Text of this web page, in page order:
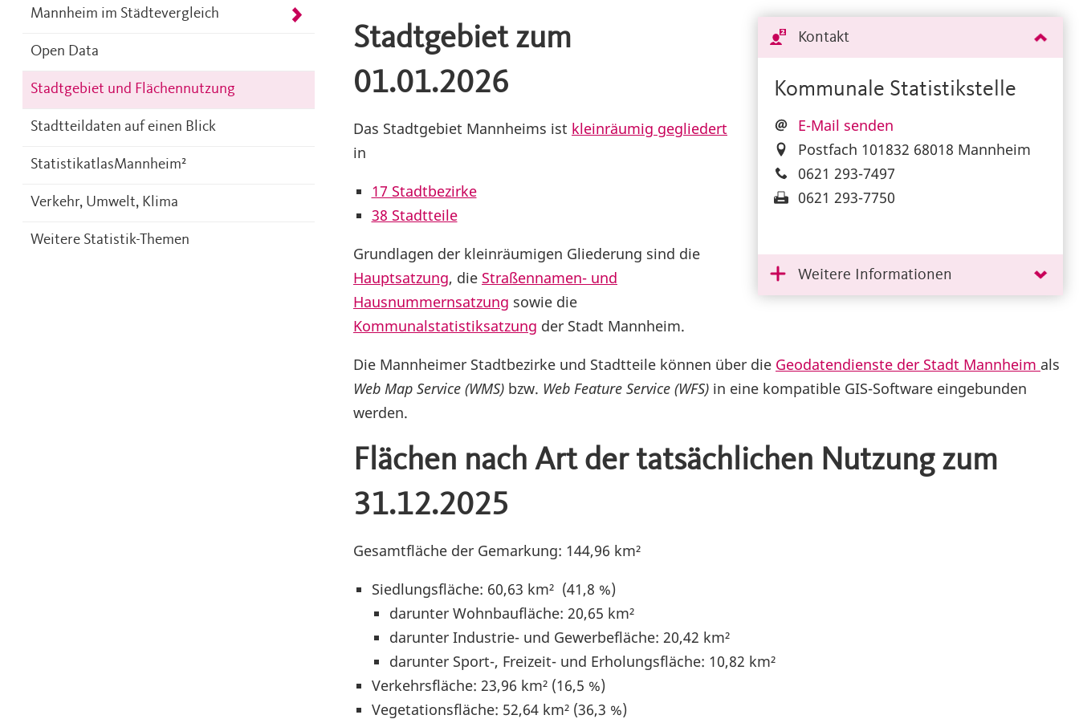
Mannheim im Städtevergleich
Open Data
Stadtgebiet und Flächennutzung
Stadtteildaten auf einen Blick
StatistikatlasMannheim²
Verkehr, Umwelt, Klima
Weitere Statistik-Themen
Kontakt
Kommunale Statistikstelle
E-Mail senden
Postfach 101832 68018 Mannheim
0621 293-7497
0621 293-7750
Weitere Informationen
Stadtgebiet zum
01.01.2026
Das Stadtgebiet Mannheims ist kleinräumig gegliedert
in
17 Stadtbezirke
38 Stadtteile
Grundlagen der kleinräumigen Gliederung sind die
Hauptsatzung, die Straßennamen- und
Hausnummernsatzung sowie die
Kommunalstatistiksatzung der Stadt Mannheim.
Die Mannheimer Stadtbezirke und Stadtteile können über die Geodatendienste der Stadt Mannheim als
Web Map Service (WMS) bzw. Web Feature Service (WFS) in eine kompatible GIS-Software eingebunden
werden.
Flächen nach Art der tatsächlichen Nutzung zum
31.12.2025
Gesamtfläche der Gemarkung: 144,96 km²
Siedlungsfläche: 60,63 km² (41,8 %)
darunter Wohnbaufläche: 20,65 km²
darunter Industrie- und Gewerbefläche: 20,42 km²
darunter Sport-, Freizeit- und Erholungsfläche: 10,82 km²
Verkehrsfläche: 23,96 km² (16,5 %)
Vegetationsfläche: 52,64 km² (36,3 %)